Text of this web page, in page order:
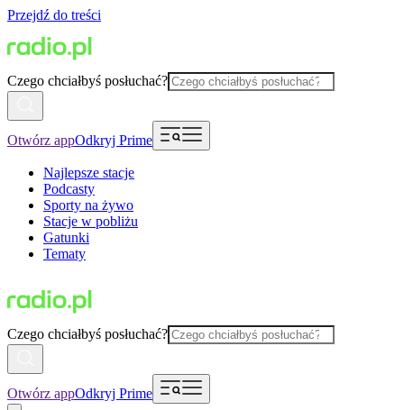
Przejdź do treści
Czego chciałbyś posłuchać?
Otwórz appOdkryj Prime
Najlepsze stacje
Podcasty
Sporty na żywo
Stacje w pobliżu
Gatunki
Tematy
Czego chciałbyś posłuchać?
Otwórz appOdkryj Prime